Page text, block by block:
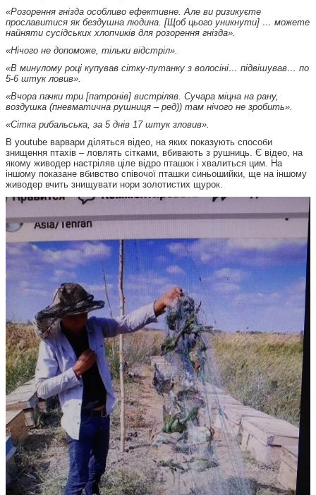
«Розорення гнізда особливо ефективне. Але ви ризикуєте
прославитися як бездушна людина. [Щоб цього уникнути] … можете
найняти сусідських хлопчиків для розорення гнізда».
«Нічого не допоможе, тільки відстріл».
«В минулому році купував сітку-путанку з волосіні… підвішував… по
5-6 штук ловив».
«Вчора пачки три [патронів] вистріляв. Сучара міцна на рану,
воздушка (пневматична рушниця – ред)) там нічого не зробить».
«Сітка рибальська, за 5 днів 17 штук зловив».
В youtube варвари діляться відео, на яких показують способи
знищення птахів – ловлять сітками, вбивають з рушниць. Є відео, на
якому живодер настріляв ціле відро пташок і хвалиться цим. На
іншому показане вбивство співочої пташки синьошийки, ще на іншому
живодер вчить знищувати нори золотистих щурок.